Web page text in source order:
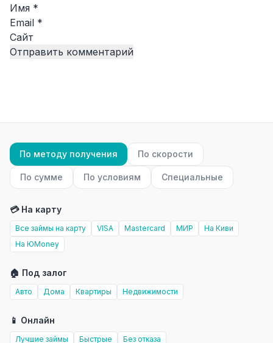
Имя *
Email *
Сайт
По методу получения По скорости
По сумме По условиям Специальные
💳 На карту
Все займы на карту VISA Mastercard МИР
На Киви
На ЮMoney
🏠 Под залог
Авто Дома Квартиры Недвижимости
📱 Онлайн
Лучшие займы Быстрые Без отказа